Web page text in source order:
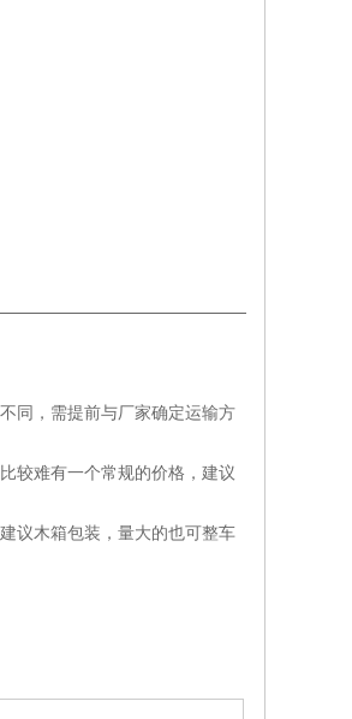
同，需提前与厂家确定运输方
较难有一个常规的价格，建议
议木箱包装，量大的也可整车